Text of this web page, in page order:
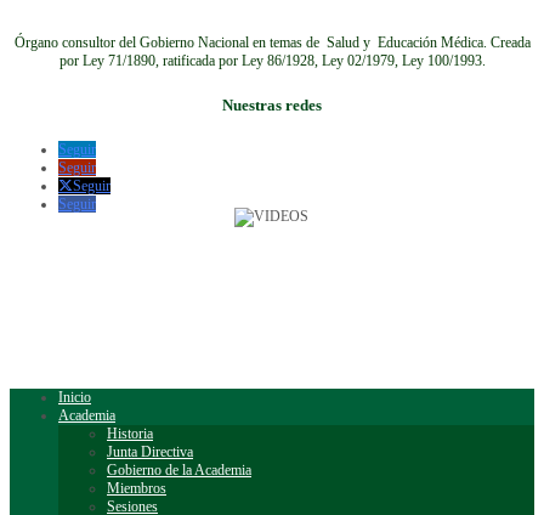
Órgano consultor del Gobierno Nacional en temas de Salud y Educación Médica. Creada
por Ley 71/1890, ratificada por Ley 86/1928, Ley 02/1979, Ley 100/1993.
Nuestras redes
Seguir
Seguir
Seguir
Seguir
Inicio
Academia
Historia
Junta Directiva
Gobierno de la Academia
Miembros
Sesiones